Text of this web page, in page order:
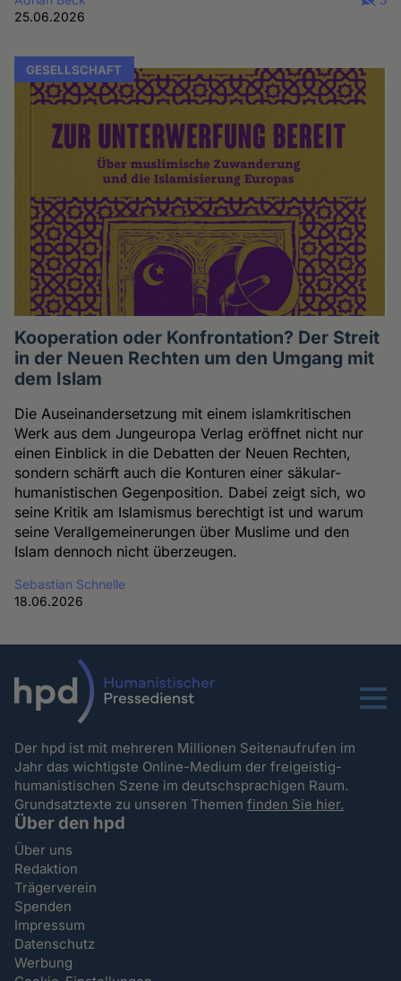
25.06.2026
GESELLSCHAFT
Kooperation oder Konfrontation? Der Streit
in der Neuen Rechten um den Umgang mit
dem Islam
Die Auseinandersetzung mit einem islamkritischen
Werk aus dem Jungeuropa Verlag eröffnet nicht nur
einen Einblick in die Debatten der Neuen Rechten,
sondern schärft auch die Konturen einer säkular-
humanistischen Gegenposition. Dabei zeigt sich, wo
seine Kritik am Islamismus berechtigt ist und warum
seine Verallgemeinerungen über Muslime und den
Islam dennoch nicht überzeugen.
Sebastian Schnelle
18.06.2026
Menu
Der hpd ist mit mehreren Millionen Seitenaufrufen im
Jahr das wichtigste Online-Medium der freigeistig-
humanistischen Szene im deutschsprachigen Raum.
Grundsatztexte zu unseren Themenfinden Sie hier.
Über den hpd
Über uns
Redaktion
Trägerverein
Spenden
Impressum
Datenschutz
Werbung